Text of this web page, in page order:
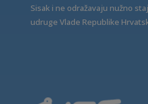
Sisak i ne odražavaju nužno
udruge Vlade Republike